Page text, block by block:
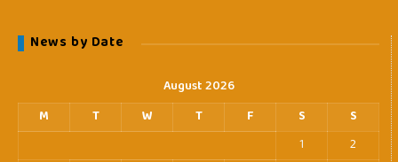
News by Date
August 2026
M
T W T F S
S
1
2